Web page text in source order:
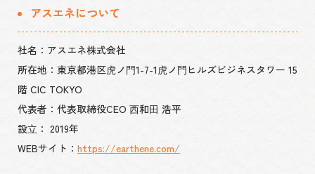
アスエネについて
社名：アスエネ株式会社
所在地：東京都港区⻁ノ⾨1-7-1⻁ノ⾨ヒルズビジネスタワー 15
階 CIC TOKYO
代表者：代表取締役CEO ⻄和⽥ 浩平
設⽴： 2019年
WEBサイト： https://earthene.com/